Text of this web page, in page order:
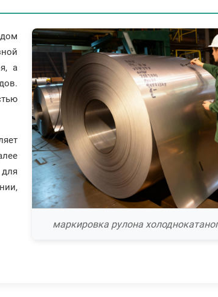
маркировка рулона
а